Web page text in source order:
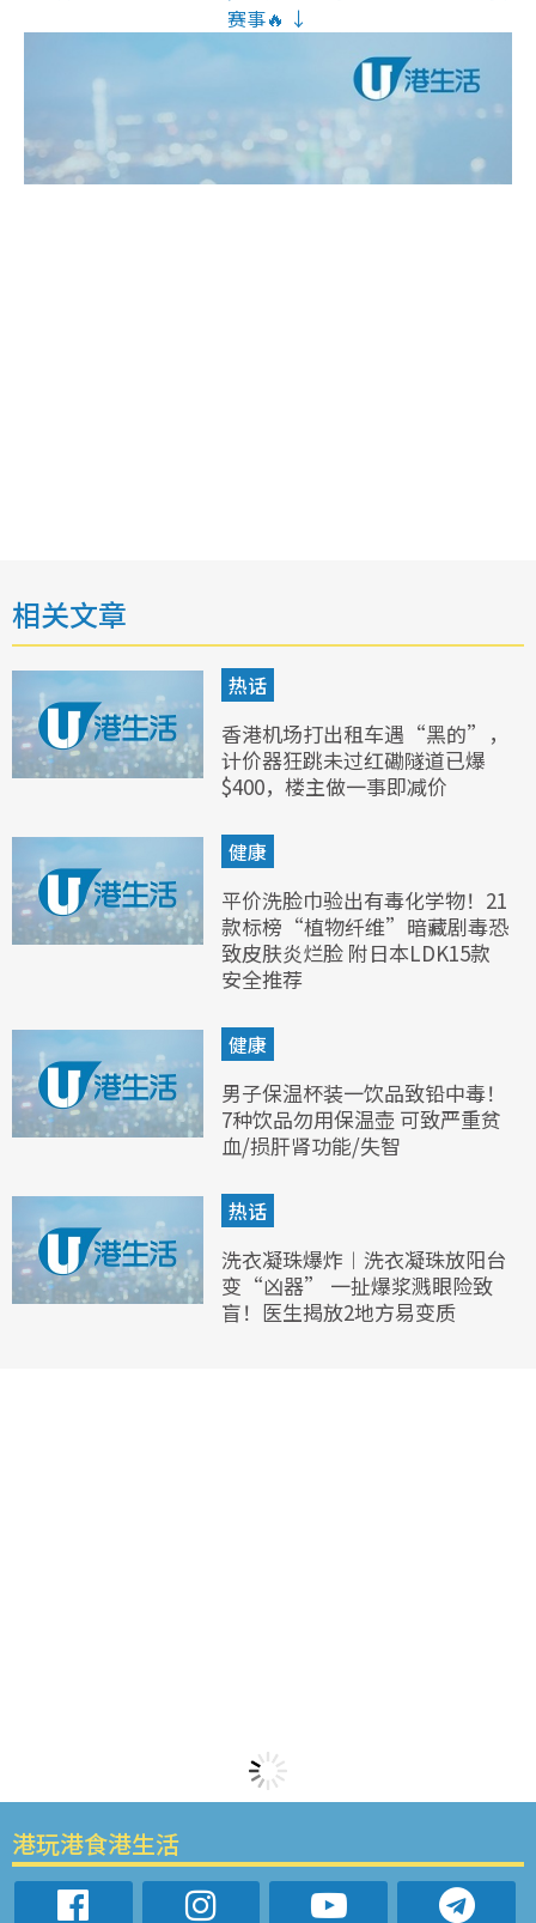
赛事🔥 ↓
相关文章
热话
香港机场打出租车遇“黑的”，
计价器狂跳未过红磡隧道已爆
$400，楼主做一事即减价
健康
平价洗脸巾验出有毒化学物！21
款标榜“植物纤维”暗藏剧毒恐
致皮肤炎烂脸 附日本LDK15款
安全推荐
健康
男子保温杯装一饮品致铅中毒！
7种饮品勿用保温壶 可致严重贫
血/损肝肾功能/失智
热话
洗衣凝珠爆炸︱洗衣凝珠放阳台
变“凶器” 一扯爆浆溅眼险致
盲！医生揭放2地方易变质
港玩港食港生活